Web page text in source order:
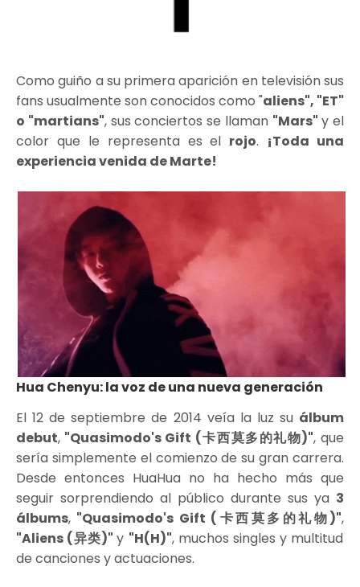
Como guiño a su primera aparición en televisión sus
fans usualmente son conocidos como "aliens", "ET"
o "martians", sus conciertos se llaman "Mars" y el
color que le representa es el rojo. ¡Toda una
experiencia venida de Marte!
Hua Chenyu: la voz de una nueva generación
El 12 de septiembre de 2014 veía la luz su álbum
debut, "Quasimodo's Gift (卡西莫多的礼物)", que
sería simplemente el comienzo de su gran carrera.
Desde entonces HuaHua no ha hecho más que
seguir sorprendiendo al público durante sus ya 3
álbums, "Quasimodo's Gift (卡西莫多的礼物)",
"Aliens (异类)"y "H(H)", muchos singles y multitud
de canciones y actuaciones.